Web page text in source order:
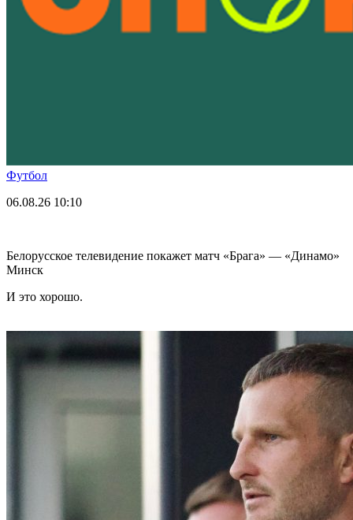
Футбол
06.08.26 10:10
Белорусское телевидение покажет матч «Брага» — «Динамо»
Минск
И это хорошо.